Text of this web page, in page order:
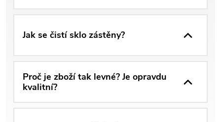
Jak se čistí sklo zástěny?
Proč je zboží tak levné? Je opravdu
kvalitní?